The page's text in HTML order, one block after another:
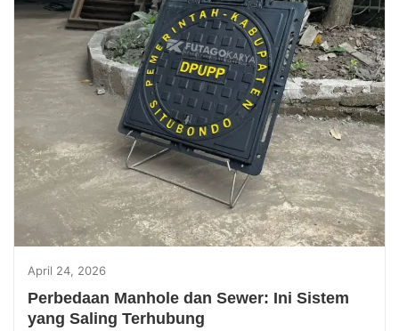
April 24, 2026
Perbedaan Manhole dan Sewer: Ini Sistem
yang Saling Terhubung